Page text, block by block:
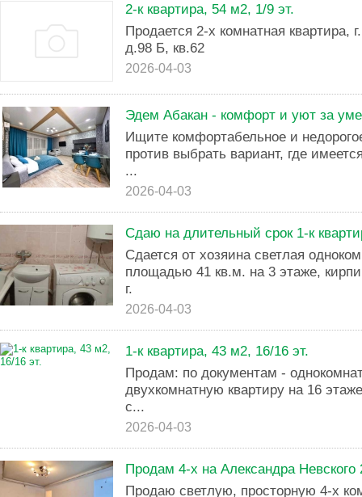
2-к квартира, 54 м2, 1/9 эт.
Продается 2-х комнатная квартира,
д.98 Б, кв.62
2026-04-03
Эдем Абакан - комфорт и уют за
Ищите комфортабельное и
против выбрать вариант, где
...
2026-04-03
Сдаю на длительный срок 1-к
Сдается от хозяина светлая
площадью 41 кв.м. на 3 этаже,
г.
2026-04-03
1-к квартира, 43 м2, 16/16 эт.
Продам: по документам -
двухкомнатную квартиру на 16
с...
2026-04-03
Продам 4-х на Александра Невского
Продаю светлую, просторную 4-х